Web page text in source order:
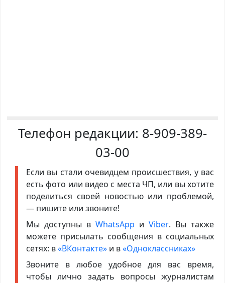
Телефон редакции: 8-909-389-
03-00
Если вы стали очевидцем происшествия, у вас
есть фото или видео с места ЧП, или вы хотите
поделиться своей новостью или проблемой,
— пишите или звоните!
Мы доступны в WhatsApp иViber. Вы также
можете присылать сообщения в социальных
сетях: в«ВКонтакте»и в«Одноклассниках»
Звоните в любое удобное для вас время,
чтобы лично задать вопросы журналистам